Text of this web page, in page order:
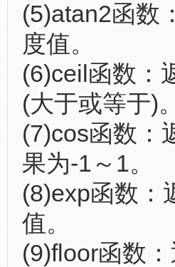
(5)atan2函数
度值。
(6)ceil函数：
(大于或等于)。
(7)cos函数：
果为-1～1。
(8)exp函数：
值。
(9)floor函数